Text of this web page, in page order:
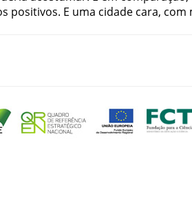
positivos. E uma cidade cara, com